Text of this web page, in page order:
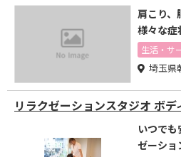
肩こり、
様々な症
生活・サ
埼玉県
リラクゼーションスタジオ ボデ
いつで
ゼーショ